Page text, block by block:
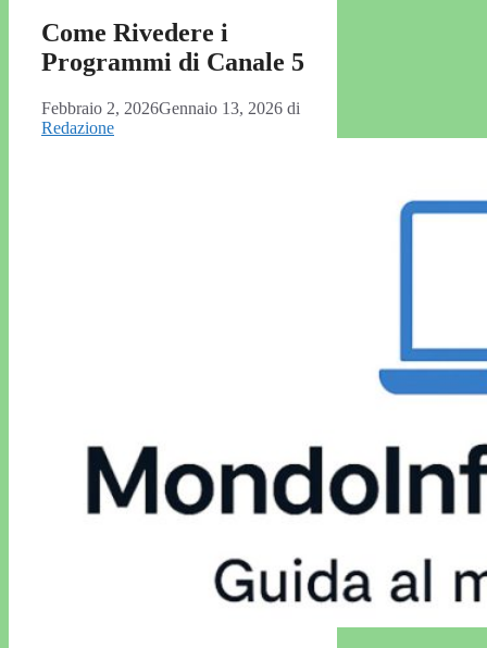
Come Rivedere i
Programmi di Canale 5
Febbraio 2, 2026Gennaio 13, 2026 di
Redazione